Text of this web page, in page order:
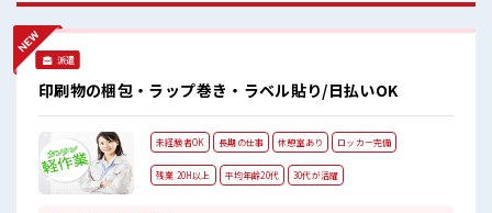
UP≫ 派手過ぎなければ髪型や髪色自由♪ (規定有)≪自分に合
った期間で働ける≫ 福利厚生が整った派遣のお仕事です！ ■
そう！ 土日祝休みなので、 ON/OFFの切替もしやすい！
派遣
印刷物の梱包・ラップ巻き・ラベル貼り/日払いOK
未経験者OK 長期の仕事 休憩室あり ロッカー完備
残業 20H以上 平均年齢20代 30代が活躍